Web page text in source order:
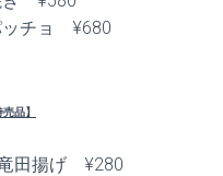
ッチョ ¥680
品】
竜田揚げ ¥280